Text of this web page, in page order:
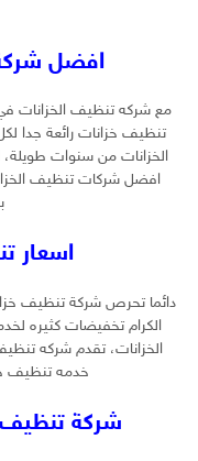
افضل
مع شركه تنظيف الخزانات
تنظيف خزانات رائعة جدا
الخزانات من سنوات طويلة،
افضل شركات تنظيف
اسعار
دائما تحرص شركة تنظيف
الكرام تخفيضات كثيره
الخزانات، تقدم شركه
خدمه تنظيف
شركة تنظيف